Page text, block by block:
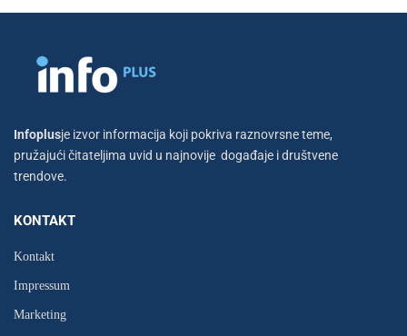
Infoplusje izvor informacija koji pokriva raznovrsne teme,
pružajući čitateljima uvid u najnovije događaje i društvene
trendove.
KONTAKT
Kontakt
Impressum
Marketing